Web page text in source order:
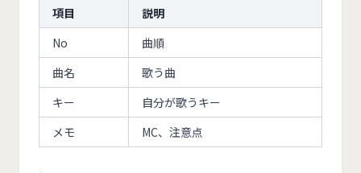
項目
説明
No
曲順
曲名
歌う曲
キー
自分が歌うキー
メモ
MC、注意点